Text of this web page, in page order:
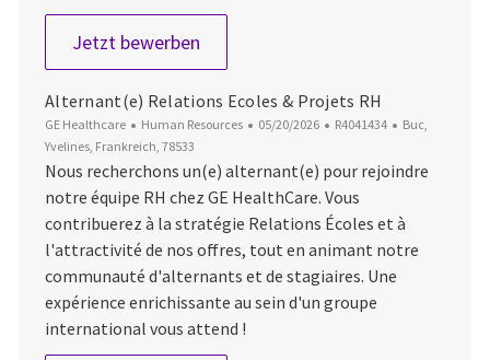
Jetzt bewerbenMedecin du travail temporaire
Alternant(e) Relations Ecoles & Projets RH
GE Healthcare Kategorie
Human Resources Datum der Veröffentlichung
05/20/2026 Job-ID
R4041434 Ort
Buc,
Yvelines, Frankreich, 78533
Nous recherchons un(e) alternant(e) pour rejoindre
notre équipe RH chez GE HealthCare. Vous
contribuerez à la stratégie Relations Écoles et à
l'attractivité de nos offres, tout en animant notre
communauté d'alternants et de stagiaires. Une
expérience enrichissante au sein d'un groupe
international vous attend !